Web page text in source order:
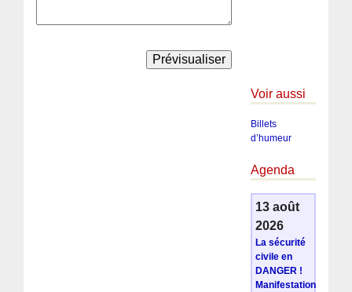
Voir aussi
Billets
d’humeur
Agenda
13 août
2026
La sécurité
civile en
DANGER !
Manifestation